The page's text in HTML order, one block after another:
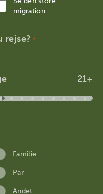
migration
rejse? *
21+
Familie
Par
Andet